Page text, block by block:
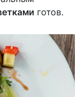
готов.